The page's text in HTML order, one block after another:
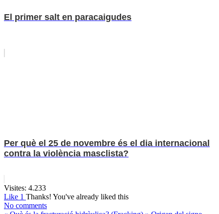
El primer salt en paracaigudes
Per què el 25 de novembre és el dia internacional
contra la violència masclista?
Visites: 4.233
Like 1 Thanks! You've already liked this
No comments